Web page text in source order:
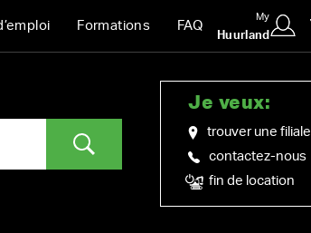
Formations FAQ
My
Huurland
Je veux:
trouver une filiale
contactez-nous
fin de location